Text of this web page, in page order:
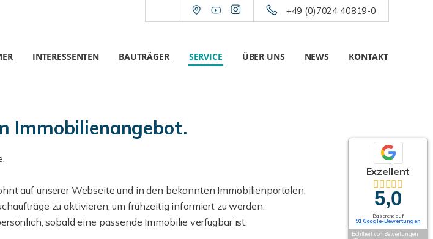
+49 (0)7024 40819-0
INTERESSENTEN BAUTRÄGER SERVICE ÜBER UNS NEWS KONTAKT
Immobilienangebot.
auf unserer Webseite und in den bekannten Immobilienportalen.
zu aktivieren, um frühzeitig informiert zu werden.
sobald eine passende Immobilie verfügbar ist.
Exzellent
5,0
Basierend auf
91 Google-Bewertungen
Echtheit von Bewertungen